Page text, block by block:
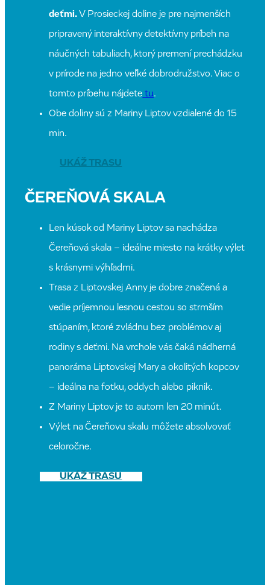
deťmi.V Prosieckej doline je pre najmenších
pripravený interaktívny detektívny príbeh na
náučných tabuliach, ktorý premení prechádzku
v prírode na jedno veľké dobrodružstvo. Viac o
tomto príbehu nájdete tu.
Obe doliny sú z Mariny Liptov vzdialené do 15
min.
UKÁŽ TRASU
ČEREŇOVÁ SKALA
Len kúsok od Mariny Liptov sa nachádza
Čereňová skala – ideálne miesto na krátky výlet
s krásnymi výhľadmi.
Trasa z Liptovskej Anny je dobre značená a
vedie príjemnou lesnou cestou so strmším
stúpaním, ktoré zvládnu bez problémov aj
rodiny s deťmi. Na vrchole vás čaká nádherná
panoráma Liptovskej Mary a okolitých kopcov
– ideálna na fotku, oddych alebo piknik.
Z Mariny Liptov je to autom len 20 minút.
Výlet na Čereňovu skalu môžete absolvovať
celoročne.
UKÁŽ TRASU